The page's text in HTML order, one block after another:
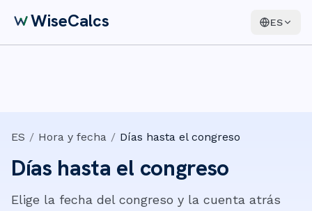
WiseCalcs ES
ES / Hora y fecha / Días hasta el congreso
Días hasta el congreso
Elige la fecha del congreso y la cuenta atrás